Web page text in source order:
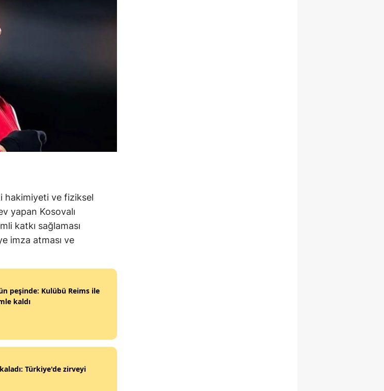
hakimiyeti ve fiziksel
yapan Kosovalı
katkı sağlaması
imza atması ve
peşinde: Kulübü Reims ile
kaldı
Türkiye'de zirveyi